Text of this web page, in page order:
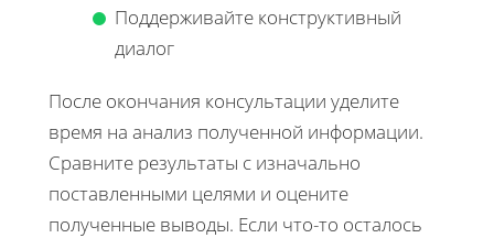
Поддерживайте конструктивный
диалог
После окончания консультации уделите
время на анализ полученной информации.
Сравните результаты с изначально
поставленными целями и оцените
полученные выводы. Если что-то осталось